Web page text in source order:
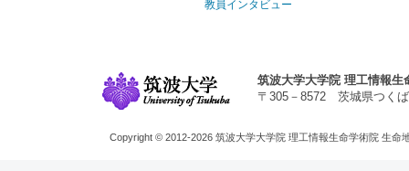
教員インタビュー
筑波大学大学院 理工情報
〒305－8572 茨城県つくば
Copyright © 2012-2026 筑波大学大学院 理工情報生命学術院 生